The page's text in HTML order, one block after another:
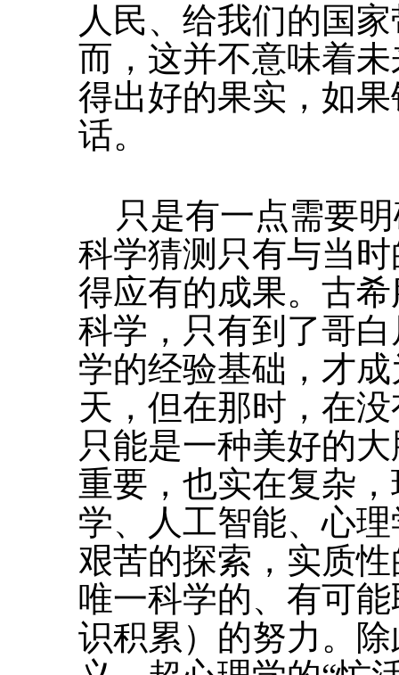
人民、给我们的国
而，这并不意味着
得出好的果实，如
话。
只是有一点需要
科学猜测只有与当
得应有的成果。古
科学，只有到了哥
学的经验基础，才
天，但在那时，在
只能是一种美好的
重要，也实在复杂
学、人工智能、心
艰苦的探索，实质
唯一科学的、有可
识积累）的努力。